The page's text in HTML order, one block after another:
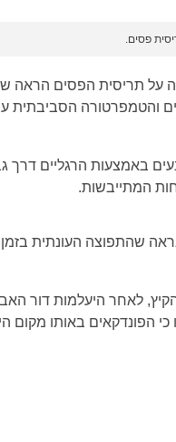
פסים.
על תריסית הפסים הראה
והטמפרטורה הסביבתית
באמצעות הרגליים דרך
המתייבשות.
שהתפוצה העונתית בזמן
אחדים, בעיקר בתחילת הקיץ, לאחר היעלמות דור
הפונדקאים באותו מקום